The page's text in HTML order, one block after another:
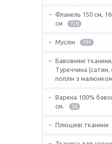
Фланель 150 см,
см
728
Муслін 791
Бавовняні
Туреччина (сатин,
поплін з
Варена 100%
см.
36
Плюшеві тканини